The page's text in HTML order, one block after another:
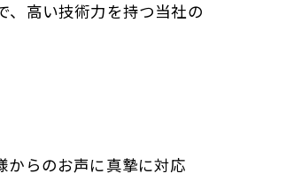
、高い技術力を持つ当社の
からのお声に真摯に対応